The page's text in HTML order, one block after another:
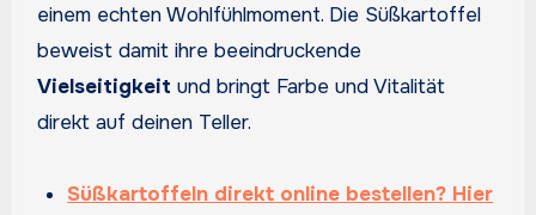
einem echten Wohlfühlmoment. Die Süßkartoffel
beweist damit ihre beeindruckende
Vielseitigkeit und bringt Farbe und Vitalität
direkt auf deinen Teller.
Süßkartoffeln direkt online bestellen? Hier